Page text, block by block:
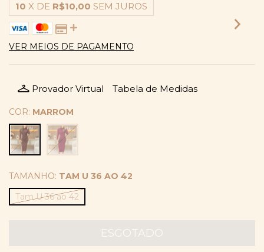
10 X DE R$10,00 SEM JUROS
VER MEIOS DE PAGAMENTO
Provador Virtual Tabela de Medidas
COR: MARROM
TAMANHO: TAM U 36 AO 42
Tam U 36 ao 42